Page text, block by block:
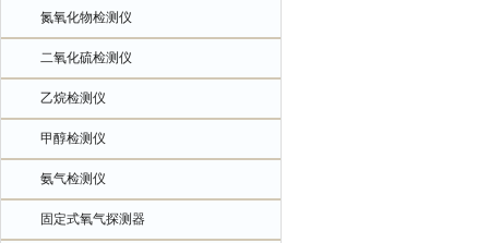
氮氧化物检测仪
二氧化硫检测仪
乙烷检测仪
甲醇检测仪
氨气检测仪
固定式氧气探测器